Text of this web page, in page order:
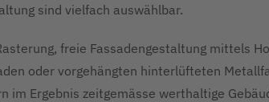
sind vielfach auswählbar.
freie Fassadengestaltung mittels
oder vorgehängten hinterlüfteten
im Ergebnis zeitgemässe werthaltige